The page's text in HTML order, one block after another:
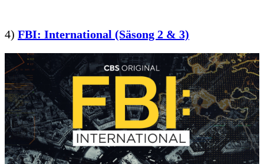
4) FBI: International (Säsong 2 & 3)